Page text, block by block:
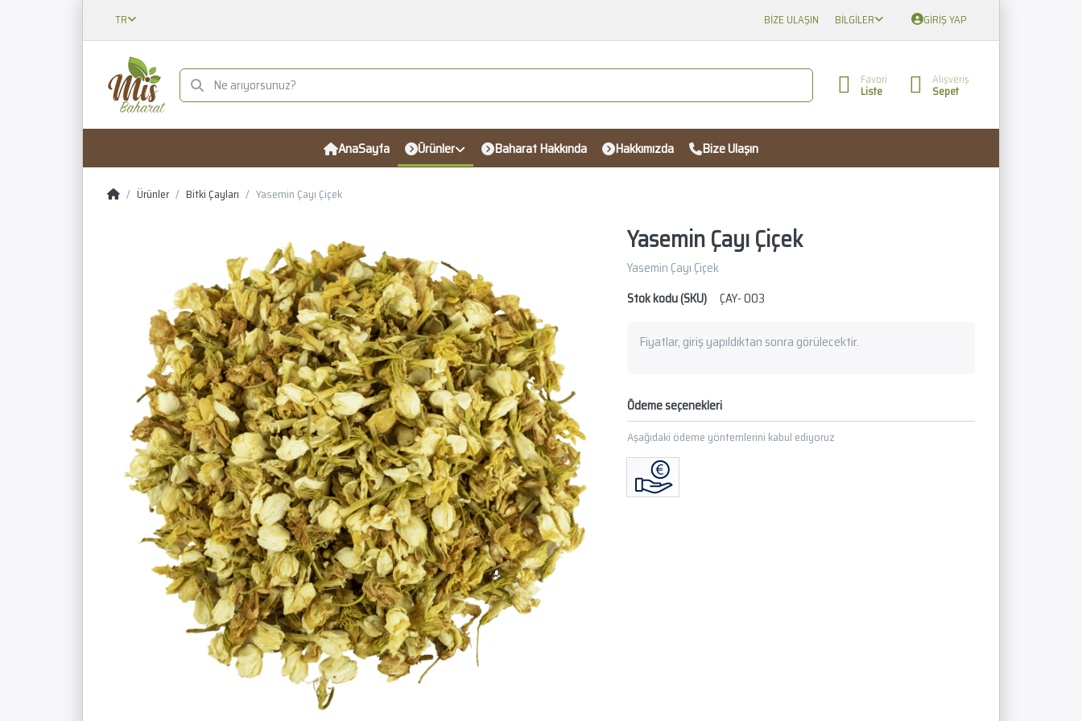
TR BIZE ULAŞIN BILGILER GIRIŞ YAP
Favori
Liste
Alışveriş
Sepet
AnaSayfa Ürünler Baharat Hakkında Hakkımızda Bize Ulaşın
Ürünler Bitki Çayları Yasemin Çayı Çiçek
Yasemin Çayı Çiçek
Yasemin Çayı Çiçek
Stok kodu (SKU)
ÇAY- 003
Fiyatlar, giriş yapıldıktan sonra görülecektir.
Ödeme seçenekleri
Aşağıdaki ödeme yöntemlerini kabul ediyoruz